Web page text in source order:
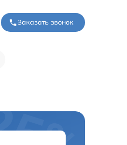
Заказать звонок